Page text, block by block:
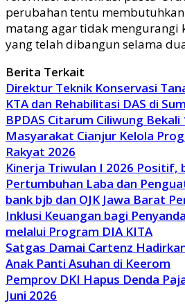
perubahan tentu
matang agar tidak mengurangi
yang telah dibangun selama
Berita Terkait
Direktur Teknik Konservasi
KTA dan Rehabilitasi DAS di
BPDAS Citarum Ciliwung
Masyarakat Cianjur Kelola
Rakyat 2026
Kinerja Triwulan I 2026 Positif,
Pertumbuhan Laba dan
bank bjb dan OJK Jawa Barat
Inklusi Keuangan bagi
melalui Program DIA KITA
Satgas Damai Cartenz
Anak Panti Asuhan di Keerom
Pemprov DKI Hapus Denda
Juni 2026